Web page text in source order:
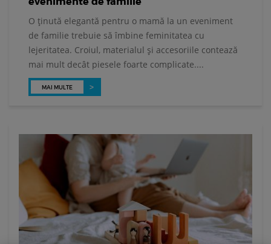
O ținută elegantă pentru o mamă la un eveniment
de familie trebuie să îmbine feminitatea cu
lejeritatea. Croiul, materialul și accesoriile contează
mai mult decât piesele foarte complicate....
MAI MULTE